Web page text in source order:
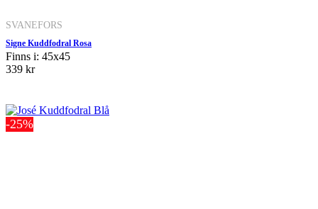
SVANEFORS
Signe Kuddfodral Rosa
Finns i: 45x45
339 kr
-25%